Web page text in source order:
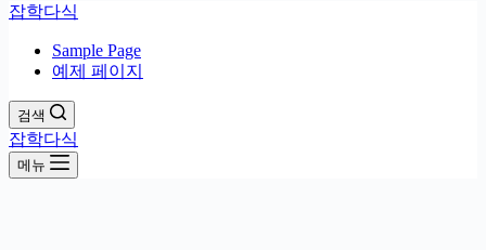
잡학다식
Sample Page
예제 페이지
검색
잡학다식
메뉴